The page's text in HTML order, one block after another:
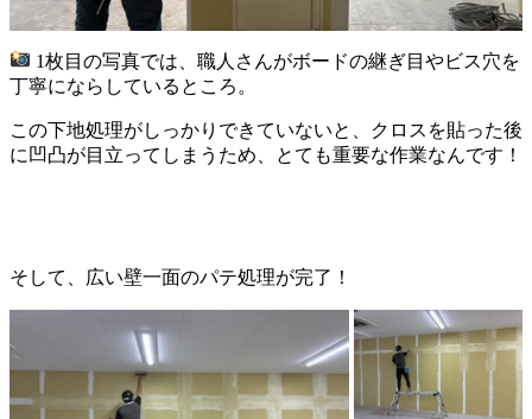
1枚目の写真では、職人さんがボードの継ぎ目やビス穴を
丁寧にならしているところ。
この下地処理がしっかりできていないと、クロスを貼った後
に凹凸が目立ってしまうため、とても重要な作業なんです！
そして、広い壁一面のパテ処理が完了！